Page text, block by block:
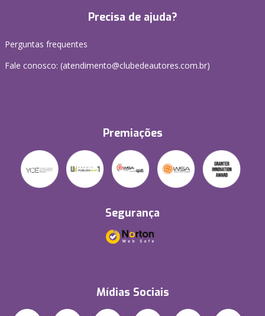
Precisa de ajuda?
Perguntas frequentes
Fale conosco: (atendimento@clubedeautores.com.br)
Premiações
Segurança
Mídias Sociais